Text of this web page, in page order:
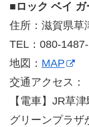
■ ロック ベイ
住所：滋賀県草
TEL：080-
地図： MAP
交通アクセス：
【電車】JR草
グリーンプラザ